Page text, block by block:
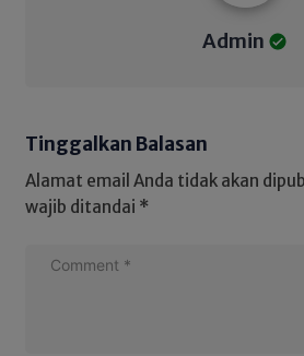
Admin
Tinggalkan Balasan
Alamat email Anda tidak akan
wajib ditandai *